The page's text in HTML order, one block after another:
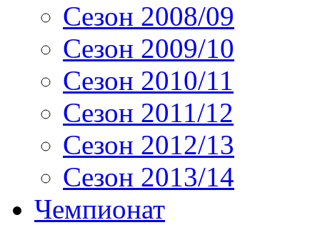
Сезон 2008/09
Сезон 2009/10
Сезон 2010/11
Сезон 2011/12
Сезон 2012/13
Сезон 2013/14
Чемпионат